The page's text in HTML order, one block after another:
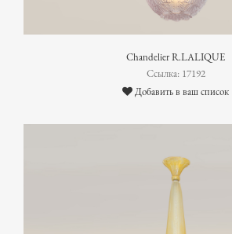
Chandelier R.LALIQUE
Ссылка: 17192
Добавить в ваш список